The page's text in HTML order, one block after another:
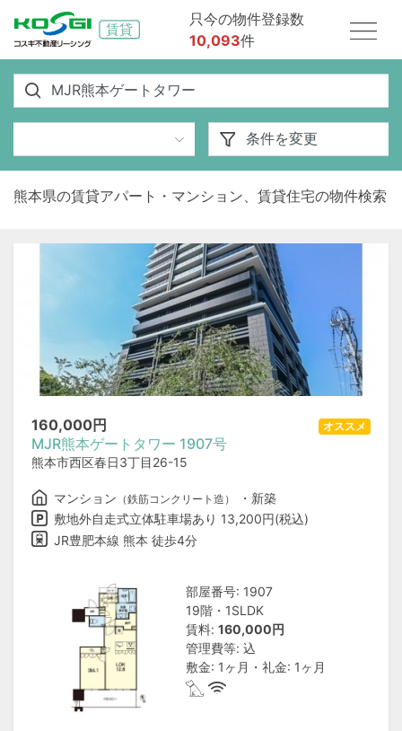
只今の物件登録数
10,093件
熊本県の賃貸アパート・マンション、賃貸住宅の物件検索
160,000円
MJR熊本ゲートタワー 1907号
熊本市西区春日3丁目26-15
オススメ
マンション （鉄筋コンクリート造）
・新築
敷地外自走式立体駐車場あり 13,200円(税込)
JR豊肥本線 熊本 徒歩4分
部屋番号: 1907
19階・1SLDK
賃料: 160,000円
管理費等: 込
敷金: 1ヶ月・礼金: 1ヶ月